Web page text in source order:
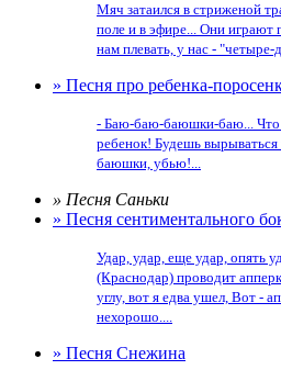
Мяч затаился в стриженой
поле и в эфире... Они играют
нам плевать, у нас - "четыре-
» Песня про ребенка-
- Баю-баю-баюшки-баю... Что
ребенок! Будешь вырываться
баюшки, убью!...
» Песня Саньки
» Песня сентиментального
Удар, удар, еще удар, опять
(Краснодар) проводит
углу, вот я едва ушел, Вот -
нехорошо....
» Песня Снежина